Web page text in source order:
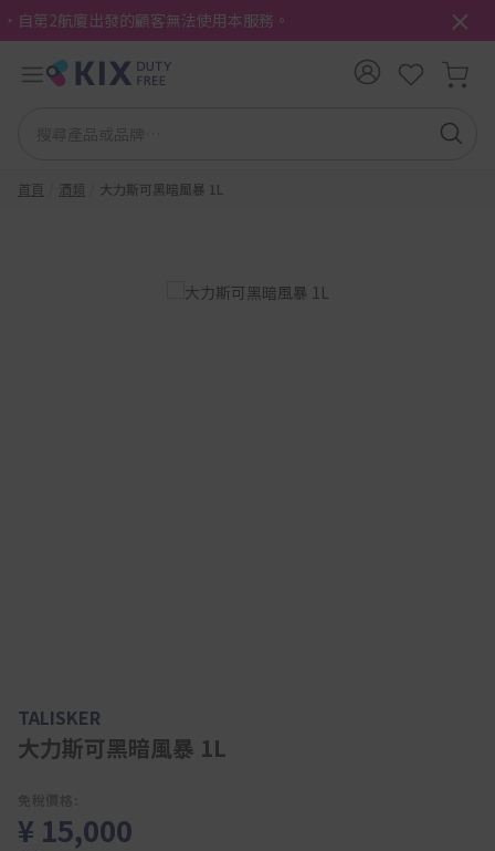
・自第2航廈出發的顧客無法使用本服務。
首頁 酒類 大力斯可黑暗風暴 1L
TALISKER
大力斯可黑暗風暴 1L
¥ 15,000